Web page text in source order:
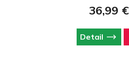
36,99 €
Detail